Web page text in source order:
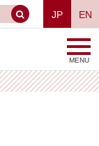
JP EN
MENU